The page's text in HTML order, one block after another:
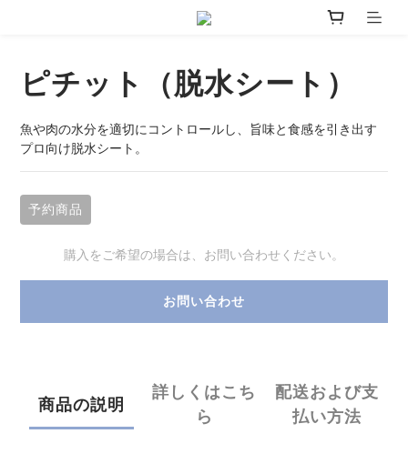
ピチット（脱水シート）
魚や肉の水分を適切にコントロールし、旨味と食感を引き出す
プロ向け脱水シート。
予約商品
購入をご希望の場合は、お問い合わせください。
お問い合わせ
商品の説明
詳しくはこち
ら
配送および支
払い方法